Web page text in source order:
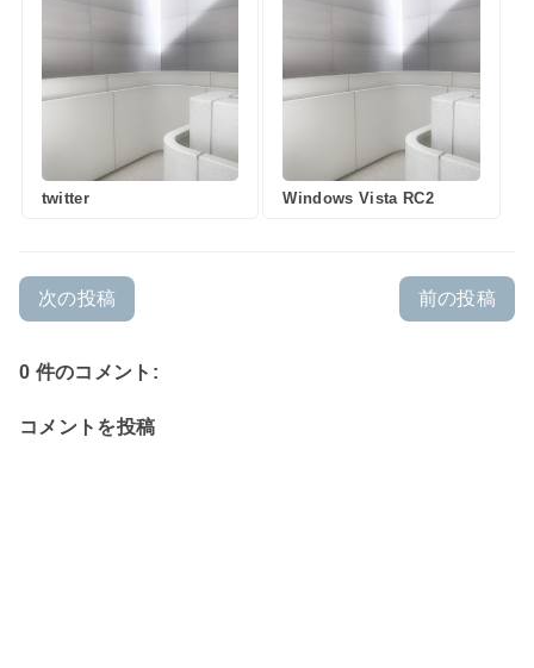
twitter Windows Vista RC2
次の投稿 前の投稿
0 件のコメント:
コメントを投稿